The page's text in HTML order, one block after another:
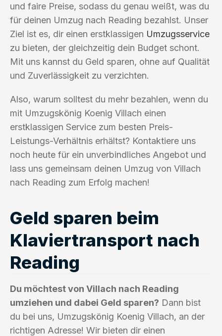
und faire Preise, sodass du genau weißt, was du
für deinen Umzug nach Reading bezahlst. Unser
Ziel ist es, dir einen erstklassigen Umzugsservice
zu bieten, der gleichzeitig dein Budget schont.
Mit uns kannst du Geld sparen, ohne auf Qualität
und Zuverlässigkeit zu verzichten.
Also, warum solltest du mehr bezahlen, wenn du
mit Umzugskönig Koenig Villach einen
erstklassigen Service zum besten Preis-
Leistungs-Verhältnis erhältst? Kontaktiere uns
noch heute für ein unverbindliches Angebot und
lass uns gemeinsam deinen Umzug von Villach
nach Reading zum Erfolg machen!
Geld sparen beim
Klaviertransport nach
Reading
Du möchtest von Villach nach Reading
umziehen und dabei Geld sparen? Dann bist
du bei uns, Umzugskönig Koenig Villach, an der
richtigen Adresse! Wir bieten dir einen